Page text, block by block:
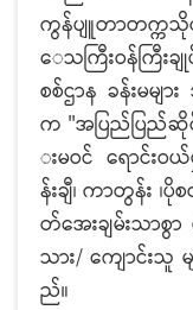
ကွန်ပျူတာတက္ကသို
ေသကြီးဝန်ကြီး
စစ်ဌာန ခန်းမမျာ
က "အပြည်ပြည်ဆို
းမဝင် ရောင်း
န်းချီ၊ ကာတွန်း ၊
တ်အေးချမ်းသာစွာ
သား/ ကျောင်းသူ
ည်။